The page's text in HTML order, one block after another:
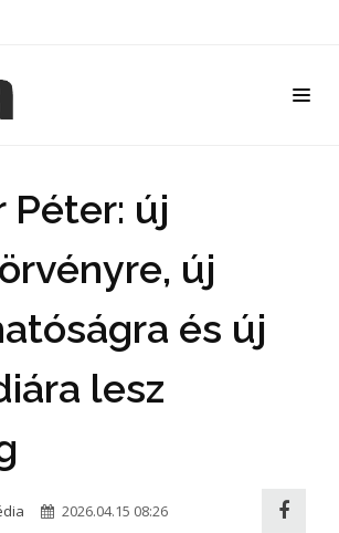
Péter: új
új
és új
lesz
2026.04.15 08:26